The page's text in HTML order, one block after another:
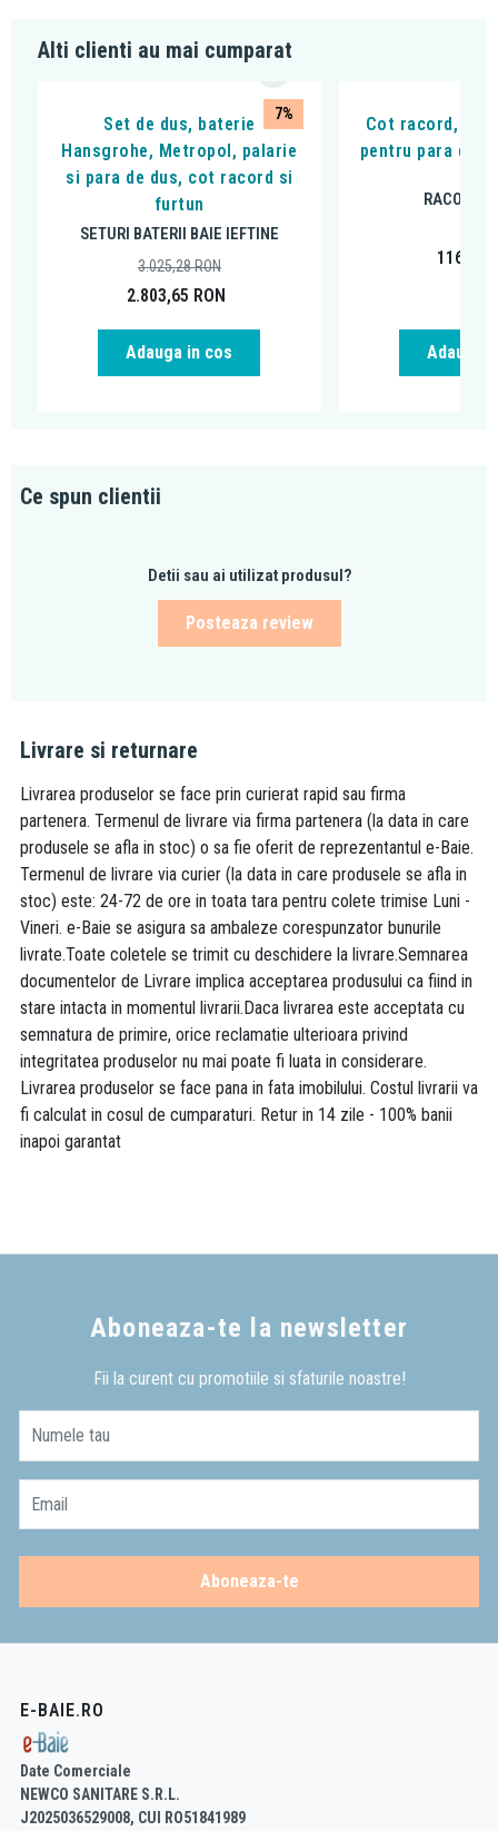
Alti clienti au mai cumparat
7%
Set de dus, baterie
Hansgrohe, Metropol, palarie
si para de dus, cot racord si
furtun
SETURI BATERII BAIE IEFTINE
2.803,65 RON
3.025,28RON
Adauga in cos
Cot racord,
pentru para de
116,99
Adauga
Ce spun clientii
Detii sau ai utilizat produsul?
Posteaza review
Livrare si returnare
Livrarea produselor se face prin curierat rapid sau firma
partenera. Termenul de livrare via firma partenera (la data in care
produsele se afla in stoc) o sa fie oferit de reprezentantul e-Baie.
Termenul de livrare via curier (la data in care produsele se afla in
stoc) este: 24-72 de ore in toata tara pentru colete trimise Luni -
Vineri. e-Baie se asigura sa ambaleze corespunzator bunurile
livrate.Toate coletele se trimit cu deschidere la livrare.Semnarea
documentelor de Livrare implica acceptarea produsului ca fiind in
stare intacta in momentul livrarii.Daca livrarea este acceptata cu
semnatura de primire, orice reclamatie ulterioara privind
integritatea produselor nu mai poate fi luata in considerare.
Livrarea produselor se face pana in fata imobilului. Costul livrarii va
fi calculat in cosul de cumparaturi. Retur in 14 zile - 100% banii
inapoi garantat
Aboneaza-te la newsletter
Fii la curent cu promotiile si sfaturile noastre!
Numele tau
Email
Aboneaza-te
E-BAIE.RO
Date Comerciale
NEWCO SANITARE S.R.L.
J2025036529008, CUI RO51841989